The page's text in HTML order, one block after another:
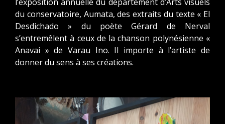
du conservatoire, Aumata, des extraits du texte « El
Desdichado » du poète Gérard de Nerval
s’entremêlent à ceux de la chanson polynésienne «
Anavai » de Varau Ino. Il importe à l’artiste de
donner du sens à ses créations.